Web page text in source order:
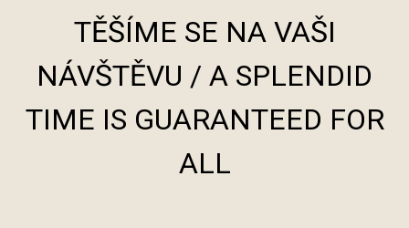
TĚŠÍME SE NA VAŠI
NÁVŠTĚVU / A SPLENDID
TIME IS GUARANTEED FOR
ALL